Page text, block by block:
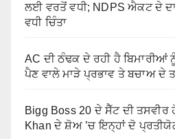
ਲਈ ਵਰਤੋਂ ਵਧੀ; NDPS ਐਕਟ ਦੇ
ਵਧੀ ਚਿੰਤਾ
AC ਦੀ ਠੰਢਕ ਦੇ ਰਹੀ ਹੈ ਬਿਮਾਰੀਆਂ
ਪੈਣ ਵਾਲੇ ਮਾੜੇ ਪ੍ਰਭਾਵ ਤੇ ਬਚਾਅ ਦੇ
Bigg Boss 20 ਦੇ ਸੈੱਟ ਦੀ ਤਸਵੀਰ
Khan ਦੇ ਸ਼ੋਅ ’ਚ ਇਨ੍ਹਾਂ ਦੋ